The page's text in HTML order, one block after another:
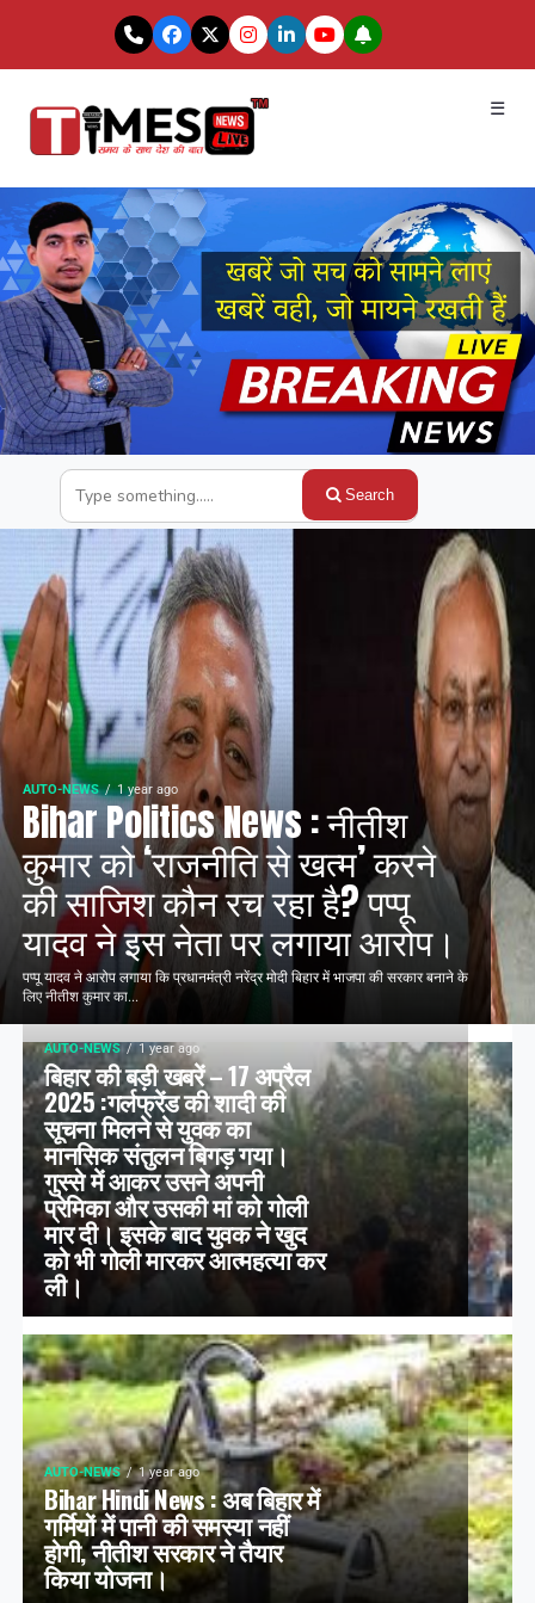
☰
Search
AUTO-NEWS 1 year ago
Bihar Politics News : नीतीश
कुमार को ‘राजनीति से खत्म’ करने
की साजिश कौन रच रहा है? पप्पू
यादव ने इस नेता पर लगाया आरोप।
पप्पू यादव ने आरोप लगाया कि प्रधानमंत्री नरेंद्र मोदी बिहार में भाजपा की सरकार बनाने के
लिए नीतीश कुमार का...
AUTO-NEWS 1 year ago
बिहार की बड़ी खबरें – 17 अप्रैल
2025 :गर्लफ्रेंड की शादी की
सूचना मिलने से युवक का
मानसिक संतुलन बिगड़ गया।
गुस्से में आकर उसने अपनी
प्रेमिका और उसकी मां को गोली
मार दी। इसके बाद युवक ने खुद
को भी गोली मारकर आत्महत्या कर
ली।
AUTO-NEWS 1 year ago
Bihar Hindi News : अब बिहार में
गर्मियों में पानी की समस्या नहीं
होगी, नीतीश सरकार ने तैयार
किया योजना।